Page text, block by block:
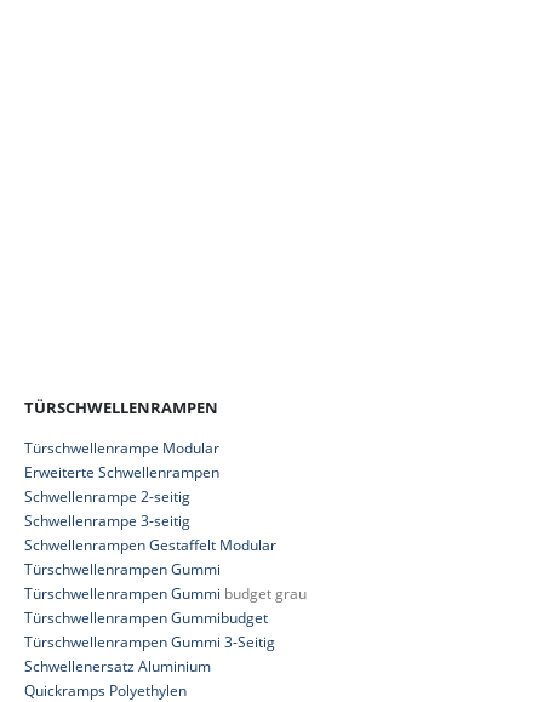
TÜRSCHWELLENRAMPEN
Türschwellenrampe Modular
Erweiterte Schwellenrampen
Schwellenrampe 2-seitig
Schwellenrampe 3-seitig
Schwellenrampen Gestaffelt Modular
Türschwellenrampen Gummi
Türschwellenrampen Gummi budget grau
Türschwellenrampen Gummibudget
Türschwellenrampen Gummi 3-Seitig
Schwellenersatz Aluminium
Quickramps Polyethylen